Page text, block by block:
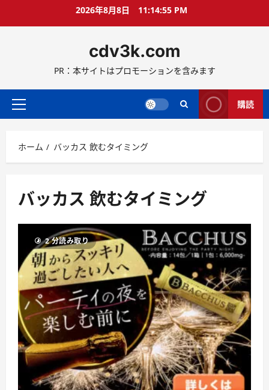
ス
ッ
2026年8月8日 11:14:55 PM
cdv3k.com
PR：本サイトはプロモーションを含みます
メ
メ
ニ
ー
購読
ホーム バッカス 飲むタイミング
バッカス 飲むタイミング
2 分読み取り